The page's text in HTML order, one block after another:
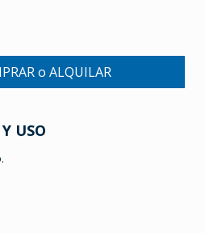
o ALQUILAR
USO